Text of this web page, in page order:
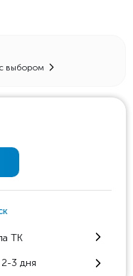
выбором
ТК
3 дня